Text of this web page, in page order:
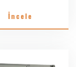
İncele